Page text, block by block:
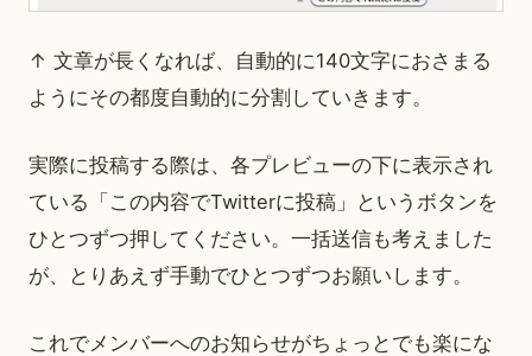
↑ 文章が長くなれば、自動的に140文字におさまる
ようにその都度自動的に分割していきます。
実際に投稿する際は、各プレビューの下に表示され
ている「この内容でTwitterに投稿」というボタンを
ひとつずつ押してください。一括送信も考えました
が、とりあえず手動でひとつずつお願いします。
これでメンバーへのお知らせがちょっとでも楽にな